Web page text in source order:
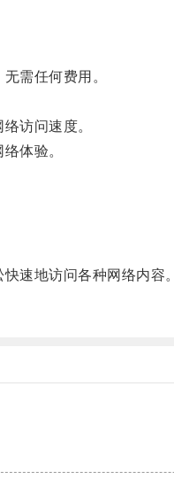
需任何费用。
访问速度。
体验。
速地访问各种网络内容。